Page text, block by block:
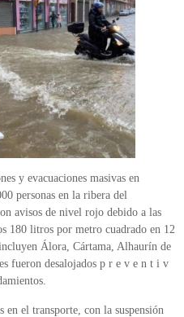
y evacuaciones masivas en
personas en la ribera del
avisos de nivel rojo debido a las
180 litros por metro cuadrado en 12
Álora, Cártama, Alhaurín de
fueron desalojados p r e v e n t i v
el transporte, con la suspensión